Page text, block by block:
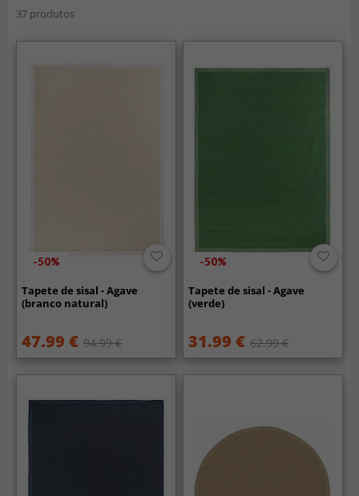
37 produtos
-50%
Tapete de sisal - Agave
(branco natural)
47.99 € 94.99 €
-50%
Tapete de sisal - Agave
(verde)
31.99 € 62.99 €